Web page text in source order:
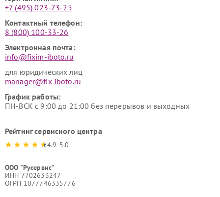
+7 (495) 023-73-25
Контактный телефон:
8 (800) 100-33-26
Электронная почта:
info@fixim-iboto.ru
для юридических лиц
manager@fix-iboto.ru
График работы:
ПН-ВСК с 9:00 до 21:00 без перерывов и выходных
Рейтинг сервисного центра
4.9-5.0
ООО "Русервис"
ИНН 7702633247
ОГРН 1077746335776